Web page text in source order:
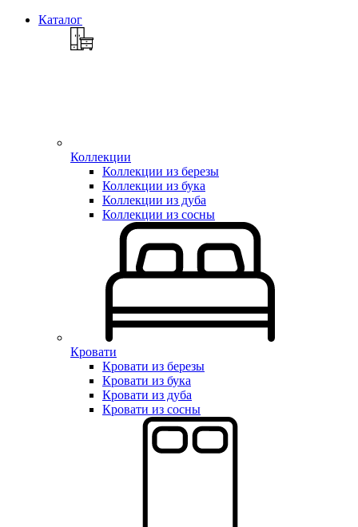
Каталог
Коллекции
Коллекции из березы
Коллекции из бука
Коллекции из дуба
Коллекции из сосны
Кровати
Кровати из березы
Кровати из бука
Кровати из дуба
Кровати из сосны